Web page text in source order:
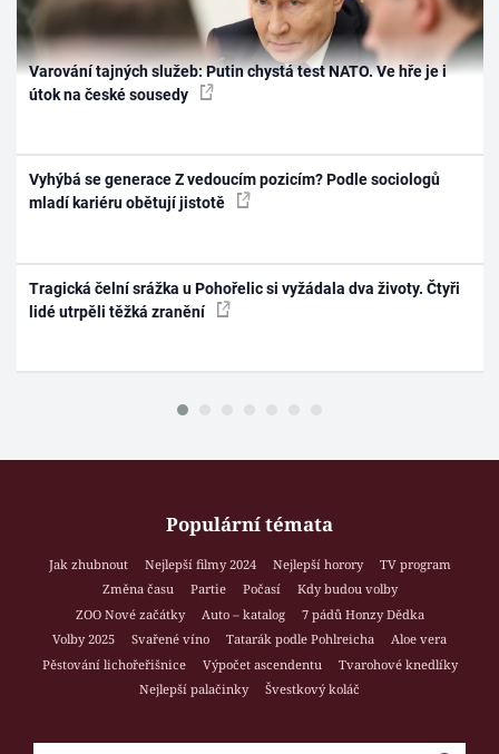
Varování tajných služeb: Putin chystá test NATO. Ve hře je i
útok na české sousedy
Vyhýbá se generace Z vedoucím pozicím? Podle sociologů
mladí kariéru obětují jistotě
Tragická čelní srážka u Pohořelic si vyžádala dva životy. Čtyři
lidé utrpěli těžká zranění
Populární témata
Jak zhubnout Nejlepší filmy 2024 Nejlepší horory
TV program
Změna času
Partie Počasí
Kdy budou volby
ZOO Nové začátky
Auto – katalog
7 pádů Honzy Dědka
Volby 2025
Svařené víno Tatarák podle Pohlreicha
Aloe vera
Pěstování lichořeřišnice
Výpočet ascendentu
Tvarohové knedlíky
Nejlepší palačinky
Švestkový koláč